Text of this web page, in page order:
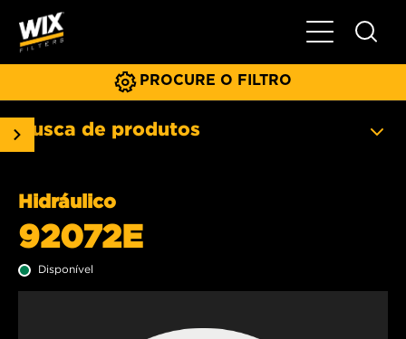
Menu
PROCURE O FILTRO
Busca de produtos
Hidráulico
92072E
Disponível